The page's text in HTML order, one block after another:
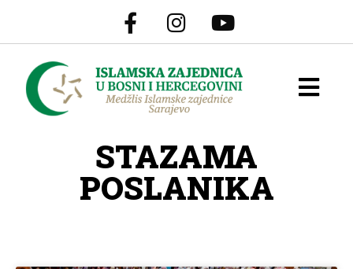
STAZAMA
POSLANIKA